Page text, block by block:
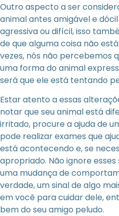
Outro aspecto a ser
animal antes amigável e
agressiva ou difícil, isso
de que alguma coisa não
vezes, nós não percebemos
uma forma do animal
será que ele está tentando
Estar atento a essas
notar que seu animal está
irritado, procure a ajuda de
pode realizar exames que
está acontecendo e, se
apropriado. Não ignore esses
uma mudança de
verdade, um sinal de algo
em você para cuidar dele,
bem do seu amigo peludo.